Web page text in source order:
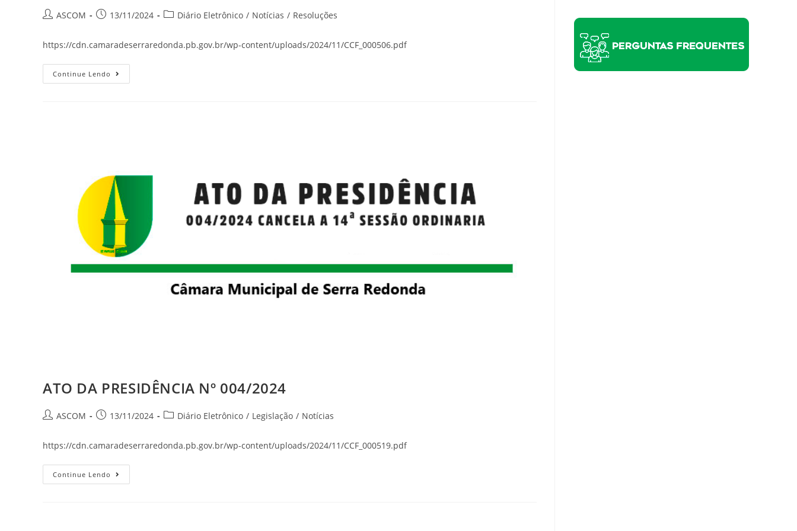
ASCOM 13/11/2024 Diário Eletrônico / Notícias / Resoluções
https://cdn.camaradeserraredonda.pb.gov.br/wp-content/uploads/2024/11/CCF_000506.pdf
Continue Lendo
ATO DA PRESIDÊNCIA Nº 004/2024
ASCOM 13/11/2024 Diário Eletrônico / Legislação / Notícias
https://cdn.camaradeserraredonda.pb.gov.br/wp-content/uploads/2024/11/CCF_000519.pdf
Continue Lendo